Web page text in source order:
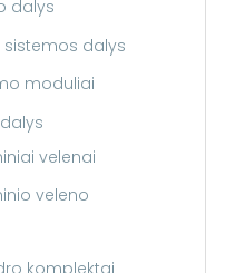
dalys
sistemos dalys
moduliai
velenai
veleno
komplektai